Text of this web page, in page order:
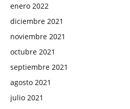
enero 2022
diciembre 2021
noviembre 2021
octubre 2021
septiembre 2021
agosto 2021
julio 2021